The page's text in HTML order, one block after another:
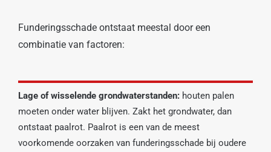
Funderingsschade ontstaat meestal door een
combinatie van factoren:
Lage of wisselende grondwaterstanden: houten palen
moeten onder water blijven. Zakt het grondwater, dan
ontstaat paalrot. Paalrot is een van de meest
voorkomende oorzaken van funderingsschade bij oudere